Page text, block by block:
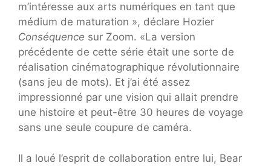
m’intéresse aux arts numériques en tant que
médium de maturation », déclare Hozier
Conséquence sur Zoom. «La version
précédente de cette série était une sorte de
réalisation cinématographique révolutionnaire
(sans jeu de mots). Et j’ai été assez
impressionné par une vision qui allait prendre
une histoire et peut-être 30 heures de voyage
sans une seule coupure de caméra.
Il a loué l’esprit de collaboration entre lui, Bear